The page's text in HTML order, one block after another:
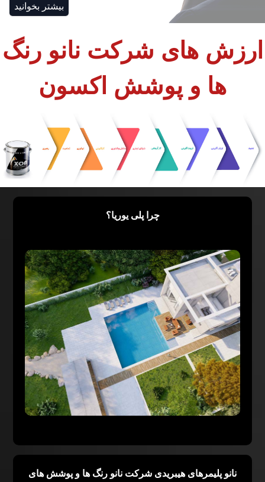
بیشتر بخوانید
ارزش های شرکت نانو رنگ
ها و پوشش اکسون
چرا پلی یوریا؟
نانو پلیمرهای هیبریدی شرکت نانو رنگ ها و پوشش های